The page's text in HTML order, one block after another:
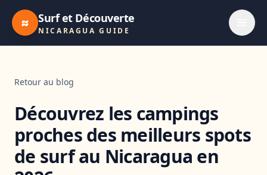
≈ Surf et Découverte
NICARAGUA GUIDE
Retour au blog
Découvrez les campings
proches des meilleurs spots
de surf au Nicaragua en